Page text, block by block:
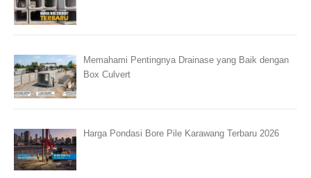
Memahami Pentingnya Drainase yang Baik dengan
Box Culvert
Harga Pondasi Bore Pile Karawang Terbaru 2026